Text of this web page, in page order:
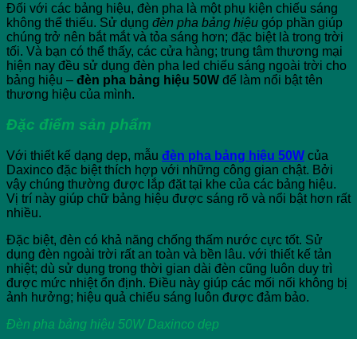
Đối với các bảng hiệu, đèn pha là một phụ kiện chiếu sáng
không thể thiếu. Sử dụng đèn pha bảng hiệu góp phần giúp
chúng trở nên bắt mắt và tỏa sáng hơn; đặc biệt là trong trời
tối. Và bạn có thể thấy, các cửa hàng; trung tâm thương mại
hiện nay đều sử dụng đèn pha led chiếu sáng ngoài trời cho
bảng hiệu – đèn pha bảng hiệu 50W để làm nổi bật tên
thương hiệu của mình.
Đặc điểm sản phẩm
Với thiết kế dạng dẹp, mẫu đèn pha bảng hiệu 50W của
Daxinco đặc biệt thích hợp với những công gian chật. Bởi
vậy chúng thường được lắp đặt tại khe của các bảng hiệu.
Vị trí này giúp chữ bảng hiệu được sáng rõ và nổi bật hơn rất
nhiều.
Đặc biệt, đèn có khả năng chống thấm nước cực tốt. Sử
dụng đèn ngoài trời rất an toàn và bền lâu. với thiết kế tản
nhiệt; dù sử dụng trong thời gian dài đèn cũng luôn duy trì
được mức nhiệt ổn định. Điều này giúp các mối nối không bị
ảnh hưởng; hiệu quả chiếu sáng luôn được đảm bảo.
Đèn pha bảng hiệu 50W Daxinco dẹp